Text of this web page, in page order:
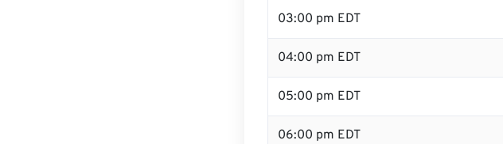
03:00 pm EDT
04:00 pm EDT
05:00 pm EDT
06:00 pm EDT